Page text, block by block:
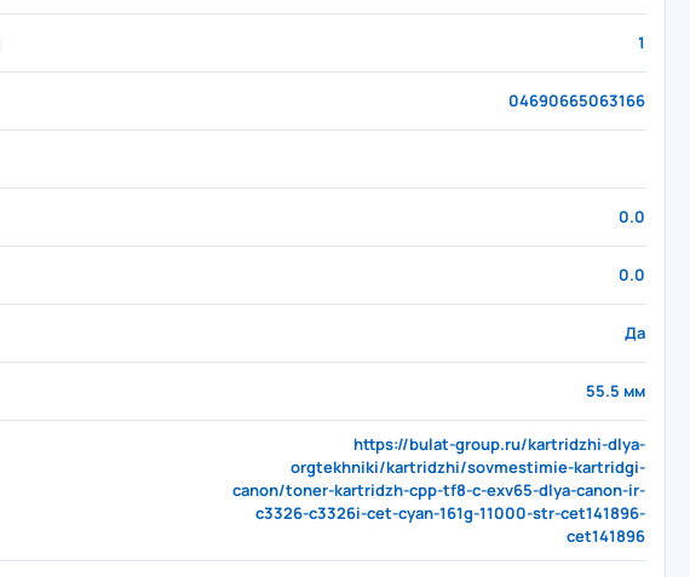
1
04690665063166
0.0
0.0
Да
55.5 мм
https://bulat-group.ru/kartridzhi-dlya-
orgtekhniki/kartridzhi/sovmestimie-kartridgi-
canon/toner-kartridzh-cpp-tf8-c-exv65-dlya-canon-ir-
c3326-c3326i-cet-cyan-161g-11000-str-cet141896-
cet141896